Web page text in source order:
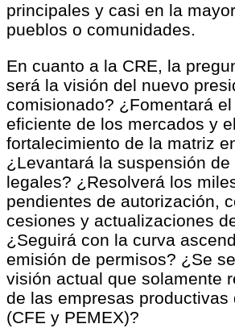
principales y casi en la
pueblos o comunidades.
En cuanto a la CRE, la
será la visión del nuevo
comisionado? ¿Fomentará
eficiente de los mercados y el
fortalecimiento de la matriz
¿Levantará la suspensión de
legales? ¿Resolverá los
pendientes de autorización,
cesiones y actualizaciones
¿Seguirá con la curva
emisión de permisos? ¿Se
visión actual que solamente
de las empresas productivas
(CFE y PEMEX)?